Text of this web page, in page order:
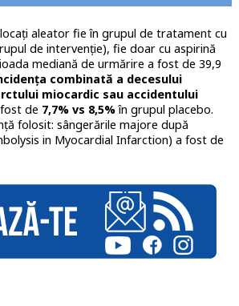
aleator fie în grupul de tratament cu
de intervenție), fie doar cu aspirină
mediană de urmărire a fost de 39,9
combinată a decesului
miocardic sau accidentului
de 7,7% vs 8,5%în grupul placebo.
folosit: sângerările majore după
in Myocardial Infarction) a fost de